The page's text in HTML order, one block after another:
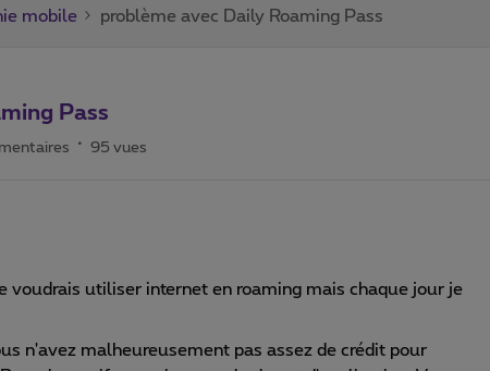
mobile problème avec Daily Roaming Pass
Pass
95 vues
voudrais utiliser internet en roaming mais chaque jour je
n'avez malheureusement pas assez de crédit pour